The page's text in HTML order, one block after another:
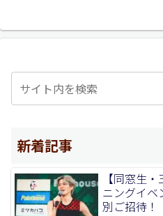
新着記事
【同窓生
ニングイ
別ご招待！